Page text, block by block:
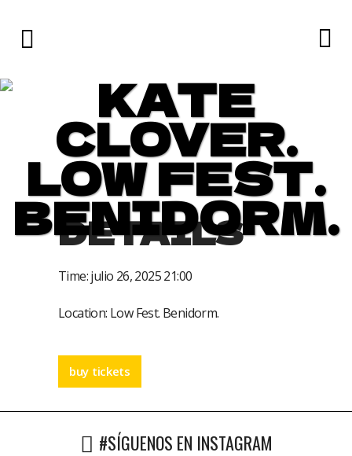
KATE
CLOVER.
LOW FEST.
BENIDORM.
DETAILS
Time:julio 26, 2025 21:00
Location: Low Fest. Benidorm.
buy tickets
#SÍGUENOS EN INSTAGRAM